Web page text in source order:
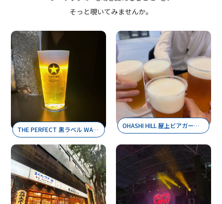
そっと覗いてみませんか。
THE PERFECT 黒ラベル WAGON -LIVE DRAFT-（福岡・博多駅前広場） OHASHI HILL 屋上ビアガーデン（福岡・大橋）